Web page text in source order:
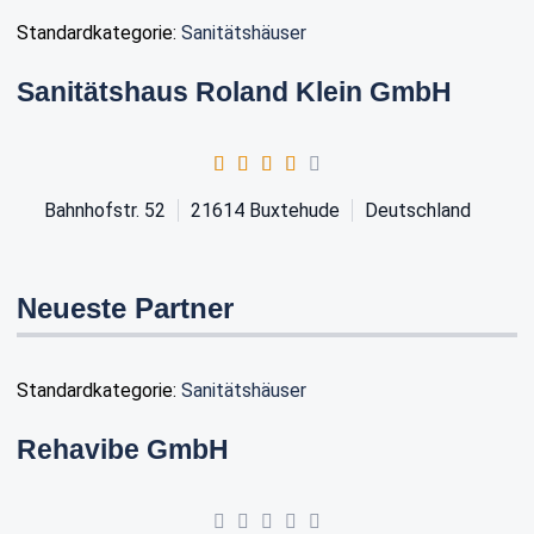
Standardkategorie: Sanitätshäuser
Sanitätshaus Roland Klein GmbH
Bahnhofstr. 52 21614 Buxtehude Deutschland
Neueste Partner
Standardkategorie: Sanitätshäuser
Rehavibe GmbH